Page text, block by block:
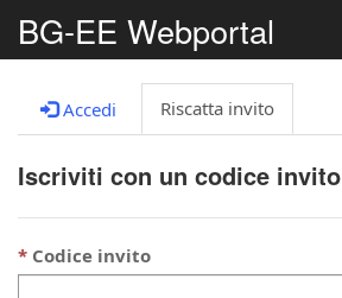
BG-EE Webportal
Accedi
Riscatta invito
Iscriviti con un codice invito
Codice invito